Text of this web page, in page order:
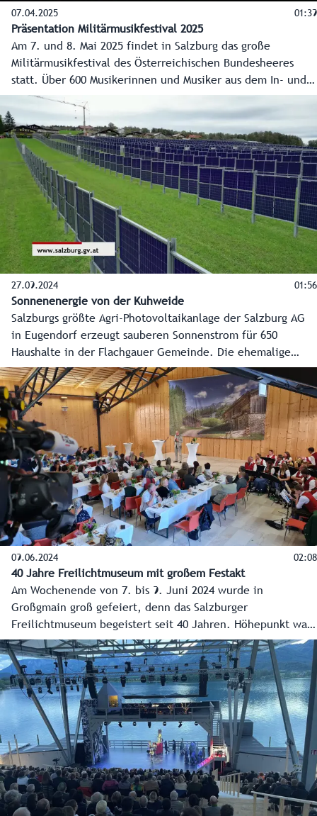
07.04.2025 01:39
Präsentation Militärmusikfestival 2025
Am 7. und 8. Mai 2025 findet in Salzburg das große
Militärmusikfestival des Österreichischen Bundesheeres
statt. Über 600 Musikerinnen und Musiker aus dem In- und
Ausland werden dabei ihr Können zeigen. In der
Schwarzenberg-Kaserne gab es am 7. April 2025 im Beisein
von Landeshauptmann Wilfried Haslauer und
Verteidigungsministerin Klaudia Tanner einen ersten
Vorgeschmack.
27.09.2024 01:56
Sonnenenergie von der Kuhweide
Salzburgs größte Agri-Photovoltaikanlage der Salzburg AG
in Eugendorf erzeugt sauberen Sonnenstrom für 650
Haushalte in der Flachgauer Gemeinde. Die ehemalige
Deponiefläche kann auch weiterhin landwirtschaftlich
genutzt werden. Ein wichtiger Schritt auf dem Weg zur
Energiewende und zur Erreichung der Klimaziele des
Landes.
09.06.2024 02:08
40 Jahre Freilichtmuseum mit großem Festakt
Am Wochenende von 7. bis 9. Juni 2024 wurde in
Großgmain groß gefeiert, denn das Salzburger
Freilichtmuseum begeistert seit 40 Jahren. Höhepunkt war
der Festakt am Sonntagnachmittag.